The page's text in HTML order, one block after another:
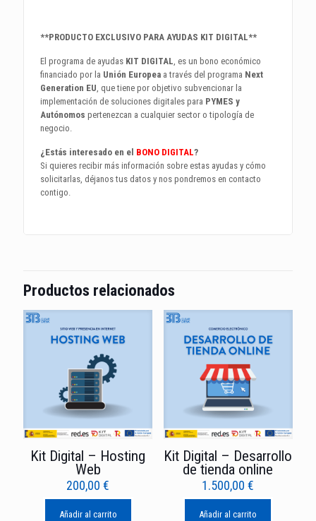
**PRODUCTO EXCLUSIVO PARA AYUDAS KIT DIGITAL**
El programa de ayudas KIT DIGITAL, es un bono económico
financiado por la Unión Europea a través del programa Next
Generation EU, que tiene por objetivo subvencionar la
implementación de soluciones digitales para PYMES y
Autónomospertenezcan a cualquier sector o tipología de
negocio.
¿Estás interesado en el BONO DIGITAL?
Si quieres recibir más información sobre estas ayudas y cómo
solicitarlas, déjanos tus datos y nos pondremos en contacto
contigo.
Productos relacionados
Kit Digital – Hosting
Web
200,00€
Añadir al carrito
Kit Digital – Desarrollo
de tienda online
1.500,00€
Añadir al carrito